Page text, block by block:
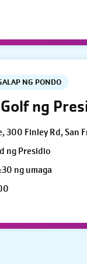
NG PONDO
ng
300 Finley Rd, San
ng Presidio
ng umaga